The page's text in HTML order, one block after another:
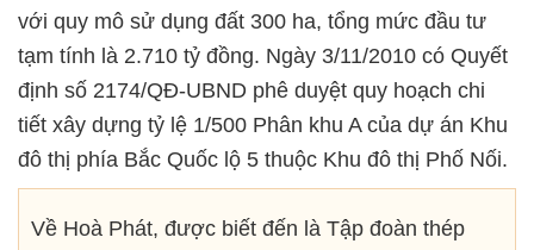
với quy mô sử dụng đất 300 ha, tổng mức đầu tư
tạm tính là 2.710 tỷ đồng. Ngày 3/11/2010 có Quyết
định số 2174/QĐ-UBND phê duyệt quy hoạch chi
tiết xây dựng tỷ lệ 1/500 Phân khu A của dự án Khu
đô thị phía Bắc Quốc lộ 5 thuộc Khu đô thị Phố Nối.
Về Hoà Phát, được biết đến là Tập đoàn thép